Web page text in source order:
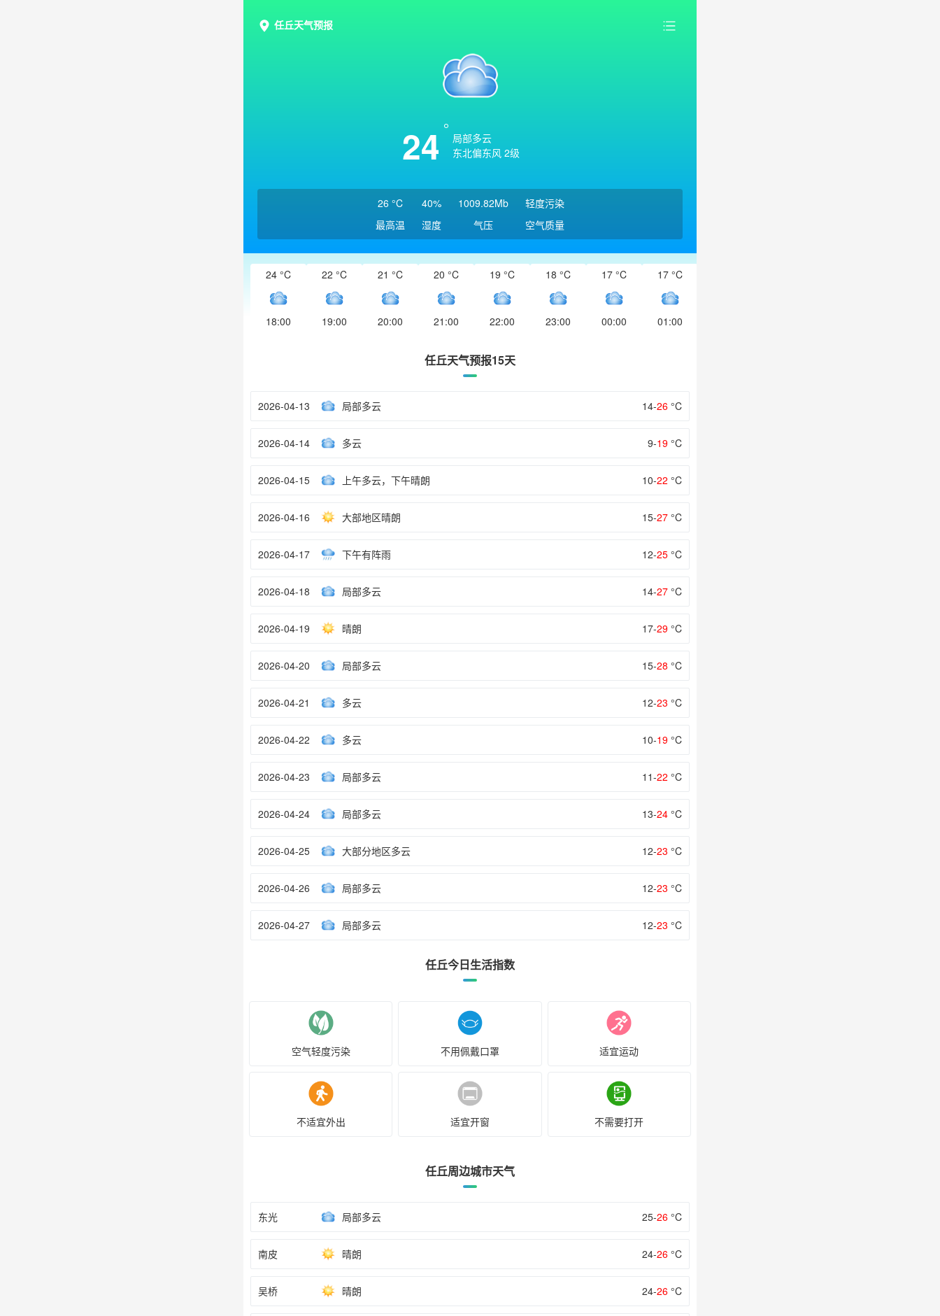
任丘天气预报
24
局部多云
东北偏东风 2级
26 °C
最高温
40%
湿度
1009.82Mb
气压
轻度污染
空气质量
24 °C
18:00
22 °C
19:00
21 °C
20:00
20 °C
21:00
19 °C
22:00
18 °C
23:00
17 °C
00:00
17 °C
01:00
任丘天气预报15天
2026-04-13 局部多云 14-26 °C
2026-04-14 多云 9-19 °C
2026-04-15 上午多云，下午晴朗 10-22 °C
2026-04-16 大部地区晴朗 15-27 °C
2026-04-17 下午有阵雨 12-25 °C
2026-04-18 局部多云 14-27 °C
2026-04-19 晴朗 17-29 °C
2026-04-20 局部多云 15-28 °C
2026-04-21 多云 12-23 °C
2026-04-22 多云 10-19 °C
2026-04-23 局部多云 11-22 °C
2026-04-24 局部多云 13-24 °C
2026-04-25 大部分地区多云 12-23 °C
2026-04-26 局部多云 12-23 °C
2026-04-27 局部多云 12-23 °C
任丘今日生活指数
空气轻度污染 不用佩戴口罩 适宜运动
不适宜外出 适宜开窗 不需要打开
任丘周边城市天气
东光 局部多云 25-26 °C
南皮 晴朗 24-26 °C
吴桥 晴朗 24-26 °C